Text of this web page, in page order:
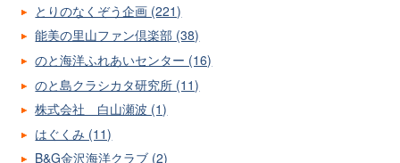
とりのなくぞう企画 (221)
能美の里山ファン倶楽部 (38)
のと海洋ふれあいセンター (16)
のと島クラシカタ研究所 (11)
株式会社 白山瀬波 (1)
はぐくみ (11)
B&G金沢海洋クラブ (2)